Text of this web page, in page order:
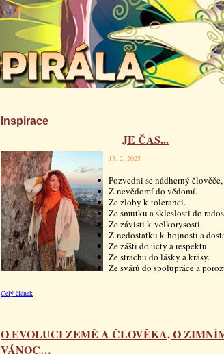
Inspirace
JE ČAS...
13. 2. 2025
Pozvedni se nádherný
Z nevědomí do vědomí.
Ze zloby k toleranci.
Ze smutku a skleslosti do
Ze závisti k velkorysosti.
Z nedostatku k hojnosti a
Ze zášti do úcty a respektu.
Ze strachu do lásky a krásy.
Ze svárů do spolupráce a
Celý článek
O EVOLUCI ZEMĚ A ČLOVĚKA, O
VÁNOC…